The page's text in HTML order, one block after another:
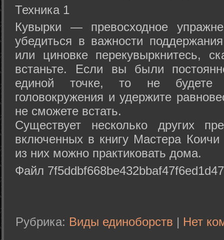
Техника 1
Кувырки — превосходное
убедиться в важности
или циновке перекувыркнитесь,
встаньте. Если вы были
единой точке, то не будете
головокружения и удержите
не сможете встать.
Существует несколько других
включенных в книгу Мастера
из них можно практиковать дома.
Файл
Рубрика: Виды единоборств | Нет